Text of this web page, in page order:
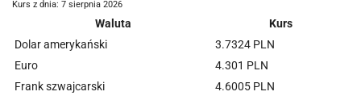
Kurs z dnia: 7 sierpnia 2026
Waluta
Kurs
Dolar amerykański
3.7324 PLN
Euro
4.301 PLN
Frank szwajcarski
4.6005 PLN